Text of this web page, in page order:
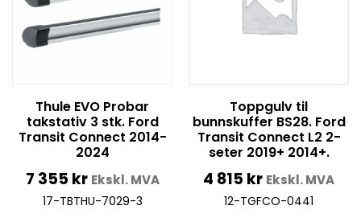
Thule EVO Probar
takstativ 3 stk. Ford
Transit Connect 2014-
2024
7 355 kr Ekskl. MVA
17-TBTHU-7029-3
Toppgulv til
bunnskuffer BS28. Ford
Transit Connect L2 2-
seter 2019+ 2014+.
4 815 kr Ekskl. MVA
12-TGFCO-0441